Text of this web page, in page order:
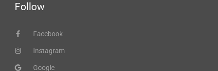
Follow
Facebook
Instagram
Google